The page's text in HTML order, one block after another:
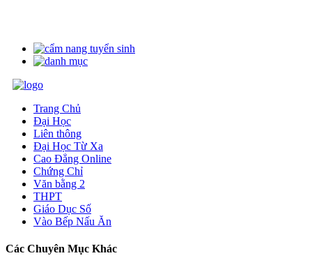
Trang Chủ
Đại Học
Liên thông
Đại Học Từ Xa
Cao Đẳng Online
Chứng Chỉ
Văn bằng 2
THPT
Giáo Dục Số
Vào Bếp Nấu Ăn
Các Chuyên Mục Khác